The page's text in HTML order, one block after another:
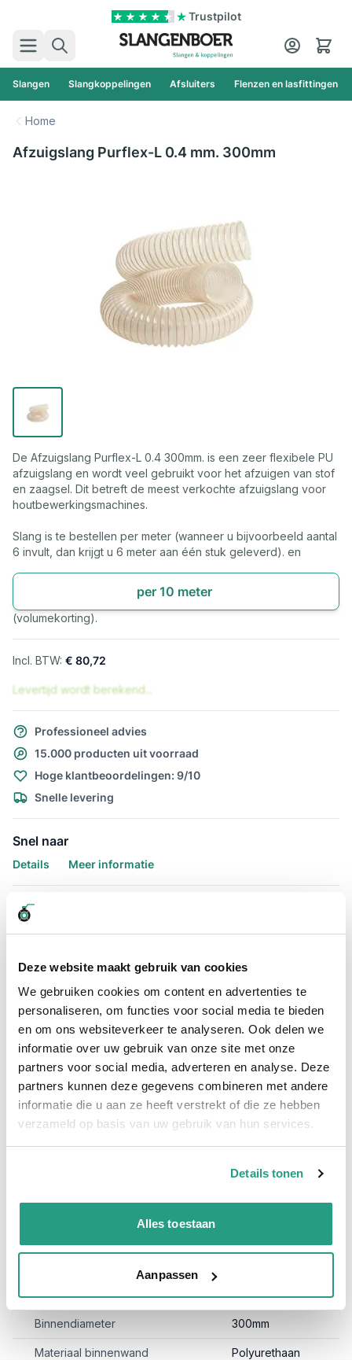
Deze website maakt gebruik van cookies
We gebruiken cookies om content en advertenties te
personaliseren, om functies voor social media te bieden
en om ons websiteverkeer te analyseren. Ook delen we
informatie over uw gebruik van onze site met onze
partners voor social media, adverteren en analyse. Deze
partners kunnen deze gegevens combineren met andere
informatie die u aan ze heeft verstrekt of die ze hebben
verzameld op basis van uw gebruik van hun services.
Details tonen
Alles toestaan
Aanpassen
Trustpilot
Zoek
Cart
Slangen Slangkoppelingen Afsluiters Flenzen en lasfittingen
Home
Afzuigslang Purflex-L 0.4 mm. 300mm
De Afzuigslang Purflex-L 0.4 300mm. is een zeer flexibele PU
afzuigslang en wordt veel gebruikt voor het afzuigen van stof
en zaagsel. Dit betreft de meest verkochte afzuigslang voor
houtbewerkingsmachines.
Slang is te bestellen per meter (wanneer u bijvoorbeeld aantal
6 invult, dan krijgt u 6 meter aan één stuk geleverd). en
per 10 meter
(volumekorting).
€ 80,72
Levertijd wordt berekend...
Professioneel advies
15.000 producten uit voorraad
Hoge klantbeoordelingen: 9/10
Snelle levering
Snel naar
Details Meer informatie
Details
Afzuigslang Afzuigslang Purflex-L
0.4 mm. 300mm per meter te
bestellen
De Afzuigslang Purflex-L 0.4 mm. 300mm is uitermate geschikt
voor het afzuigen van stof en zaagsel voor op
houtbewerkingsmachines. De lichte PU afzuigslang welke
comprimeerbaar is heeft een wanddikte van 0.4mm en een
300mm binnendiameter.
Daarnaast is de Purflex-L 300mm ook wel afzuigslang
Reefduct Allround 0,4mm 300mm genoemd, ozon en UV
bestendig.
Buitenwand: Polyurethaan
Lengte: Per meter te bestellen
delen.
Meer informatie
Binnendiameter 300mm
Materiaal binnenwand Polyurethaan